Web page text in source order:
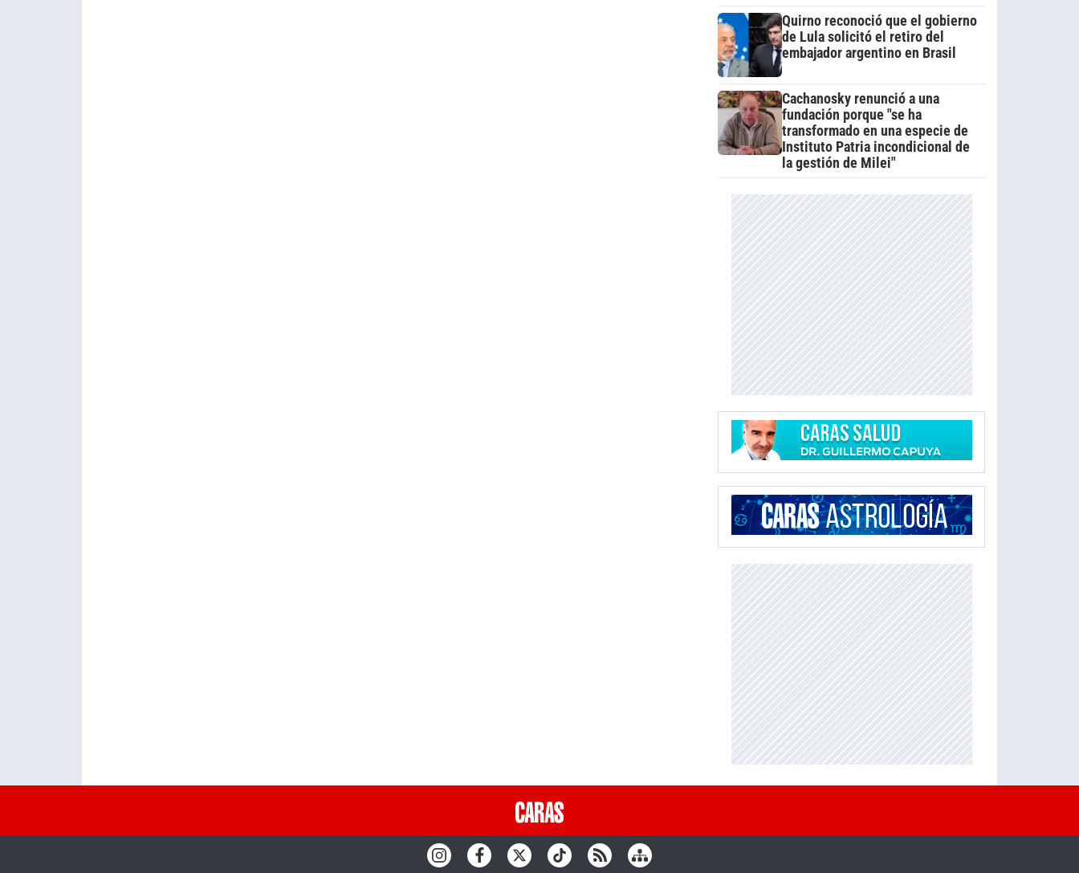
Quirno reconoció que el gobierno
de Lula solicitó el retiro del
embajador argentino en Brasil
Cachanosky renunció a una
fundación porque "se ha
transformado en una especie de
Instituto Patria incondicional de
la gestión de Milei"